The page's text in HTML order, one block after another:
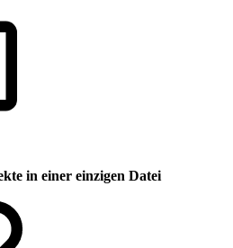
in einer einzigen Datei